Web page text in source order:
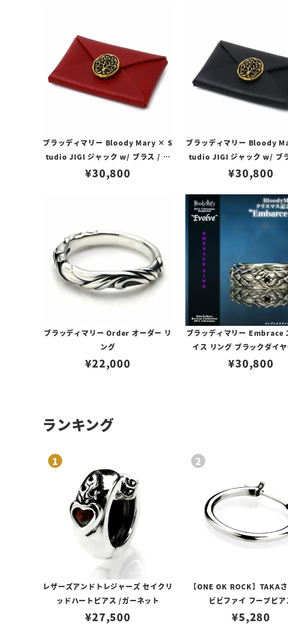
ブラッディマリー Bloody Mary × S
tudio JIGI ジャック w/ ブラス / カ
ウレザー レッド
¥30,800
ブラッディマリー Bloody
tudio JIGI ジャック w/ ブ
ウレザー ブラック
¥30,800
ブラッディマリー Order オーダー リ
ング
¥22,000
ブラッディマリー Embrace
イス リング ブラックダイ
¥30,800
ランキング
レザーズアンドトレジャーズ セイクリ
ッドハートピアス /ガーネット
¥27,500
【ONE OK ROCK】TAKA
ビビファイ フープピア
¥5,280